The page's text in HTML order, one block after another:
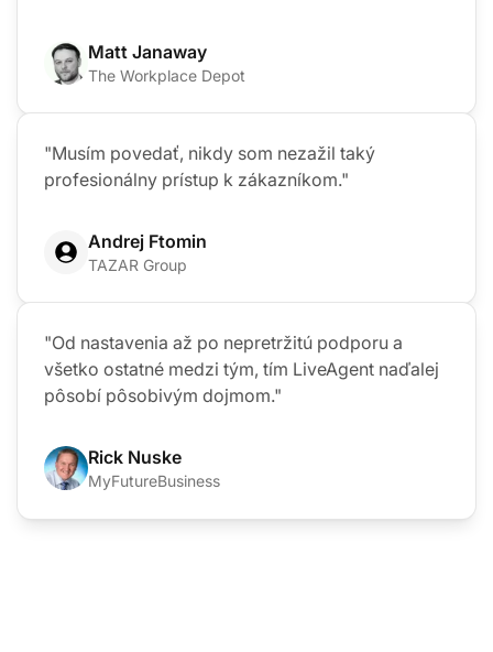
Matt Janaway
The Workplace Depot
"Musím povedať, nikdy som nezažil taký
profesionálny prístup k zákazníkom."
Andrej Ftomin
TAZAR Group
"Od nastavenia až po nepretržitú podporu a
všetko ostatné medzi tým, tím LiveAgent naďalej
pôsobí pôsobivým dojmom."
Rick Nuske
MyFutureBusiness